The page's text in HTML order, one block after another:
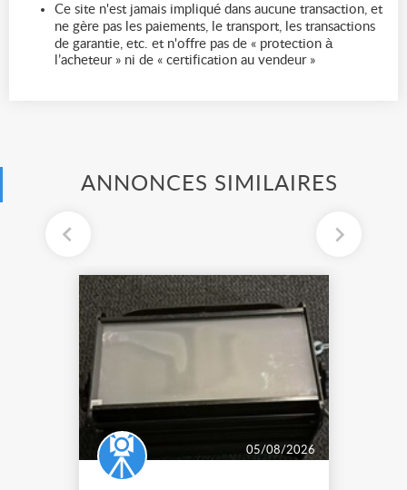
Ce site n'est jamais impliqué dans aucune transaction, et
ne gère pas les paiements, le transport, les transactions
de garantie, etc. et n'offre pas de « protection à
l’acheteur » ni de « certification au vendeur »
ANNONCES SIMILAIRES
05/08/2026